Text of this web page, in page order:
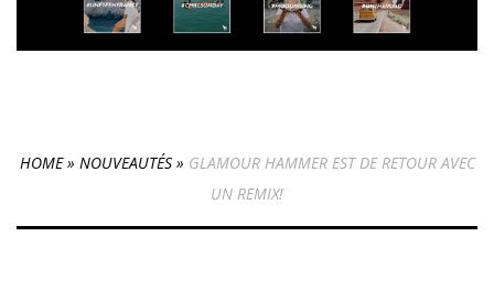
HOME» NOUVEAUTÉS» GLAMOUR HAMMER EST DE RETOUR AVEC
UN REMIX!